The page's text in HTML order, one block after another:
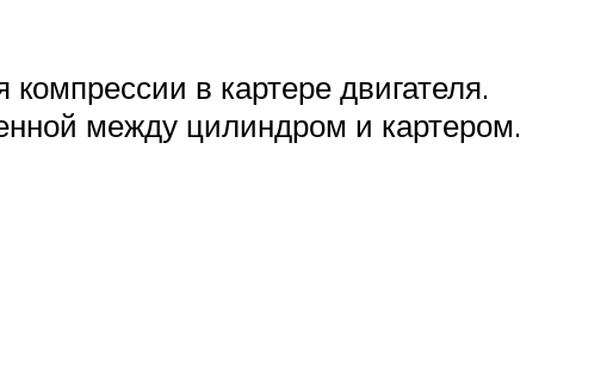
в картере двигателя.
между цилиндром и картером.